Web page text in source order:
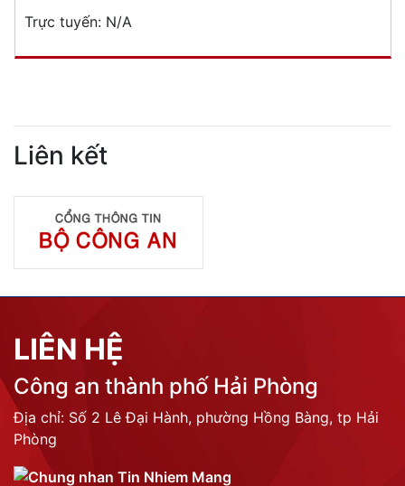
Trực tuyến: N/A
Liên kết
LIÊN HỆ
Công an thành phố Hải Phòng
Địa chỉ: Số 2 Lê Đại Hành, phường Hồng Bàng, tp Hải
Phòng